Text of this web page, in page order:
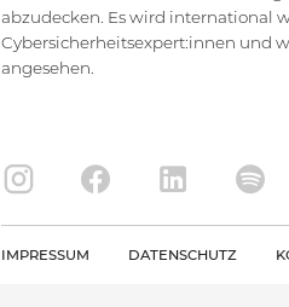
abzudecken. Es wird international
Cybersicherheitsexpert:innen und
angesehen.
IMPRESSUM DATENSCHUTZ